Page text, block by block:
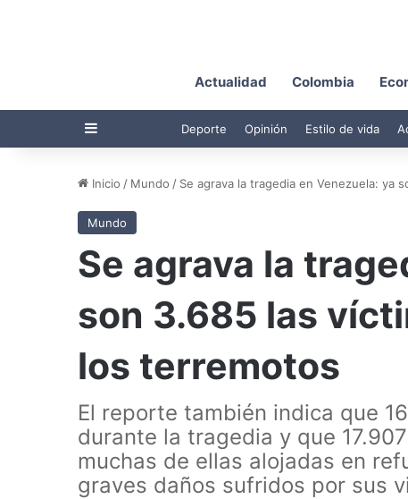
Actualidad Colombia
Barra lateral Deporte Opinión Estilo de vida
Inicio / Mundo / Se agrava la tragedia en Venezuela: ya
Mundo
Se agrava la
son 3.685 las
los terremotos
El reporte también indica que
durante la tragedia y que
muchas de ellas alojadas en
graves daños sufridos por sus